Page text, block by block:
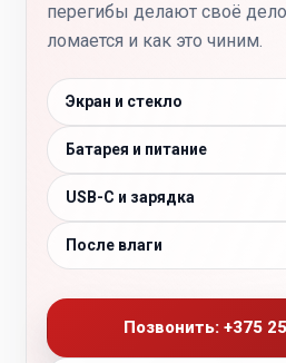
перегибы делают своё
ломается и как это чиним.
Экран и стекло
Батарея и питание
USB-C и зарядка
После влаги
Позвонить: +375